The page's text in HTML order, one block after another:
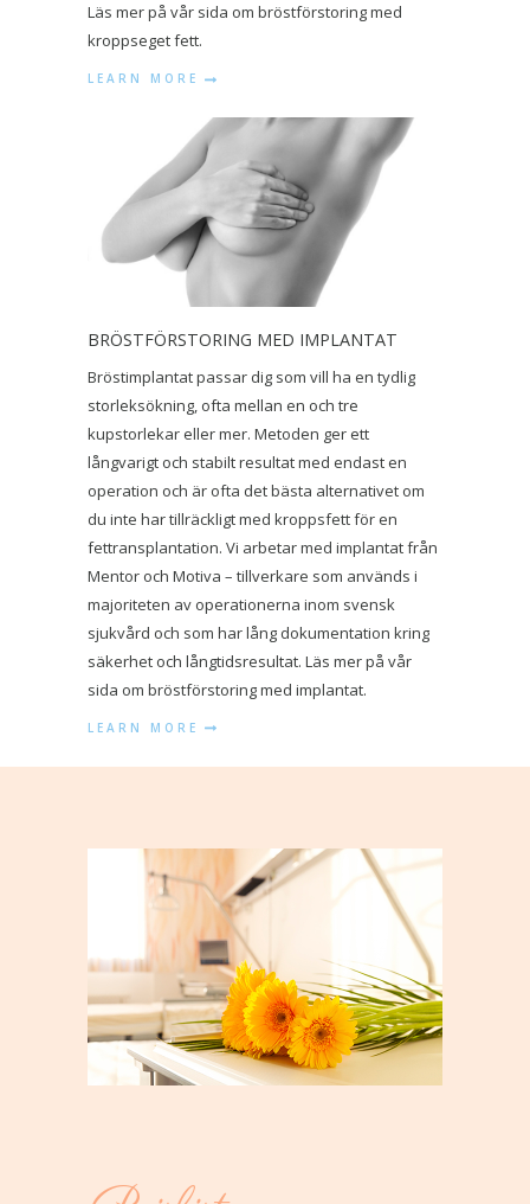
Läs mer på vår sida om bröstförstoring med
kroppseget fett.
LEARN MORE
BRÖSTFÖRSTORING MED IMPLANTAT
Bröstimplantat passar dig som vill ha en tydlig
storleksökning, ofta mellan en och tre
kupstorlekar eller mer. Metoden ger ett
långvarigt och stabilt resultat med endast en
operation och är ofta det bästa alternativet om
du inte har tillräckligt med kroppsfett för en
fettransplantation. Vi arbetar med implantat från
Mentor och Motiva – tillverkare som används i
majoriteten av operationerna inom svensk
sjukvård och som har lång dokumentation kring
säkerhet och långtidsresultat. Läs mer på vår
sida om bröstförstoring med implantat.
LEARN MORE